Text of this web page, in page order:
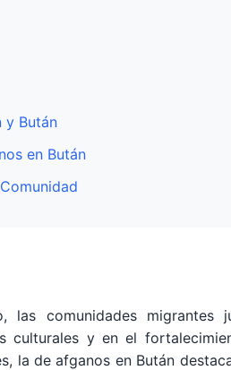
y Bután
en Bután
comunidades migrantes
culturales y en el
la de afganos en Bután